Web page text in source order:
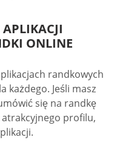
ONLINE
randkowych
każdego. Jeśli masz
się na randkę
profilu,